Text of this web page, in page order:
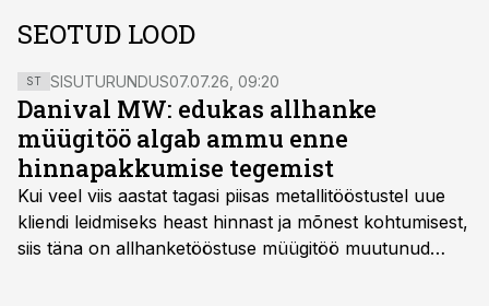
SEOTUD LOOD
ST SISUTURUNDUS07.07.26, 09:20
Danival MW: edukas allhanke
müügitöö algab ammu enne
hinnapakkumise tegemist
Kui veel viis aastat tagasi piisas metallitööstustel uue
kliendi leidmiseks heast hinnast ja mõnest kohtumisest,
siis täna on allhanketööstuse müügitöö muutunud